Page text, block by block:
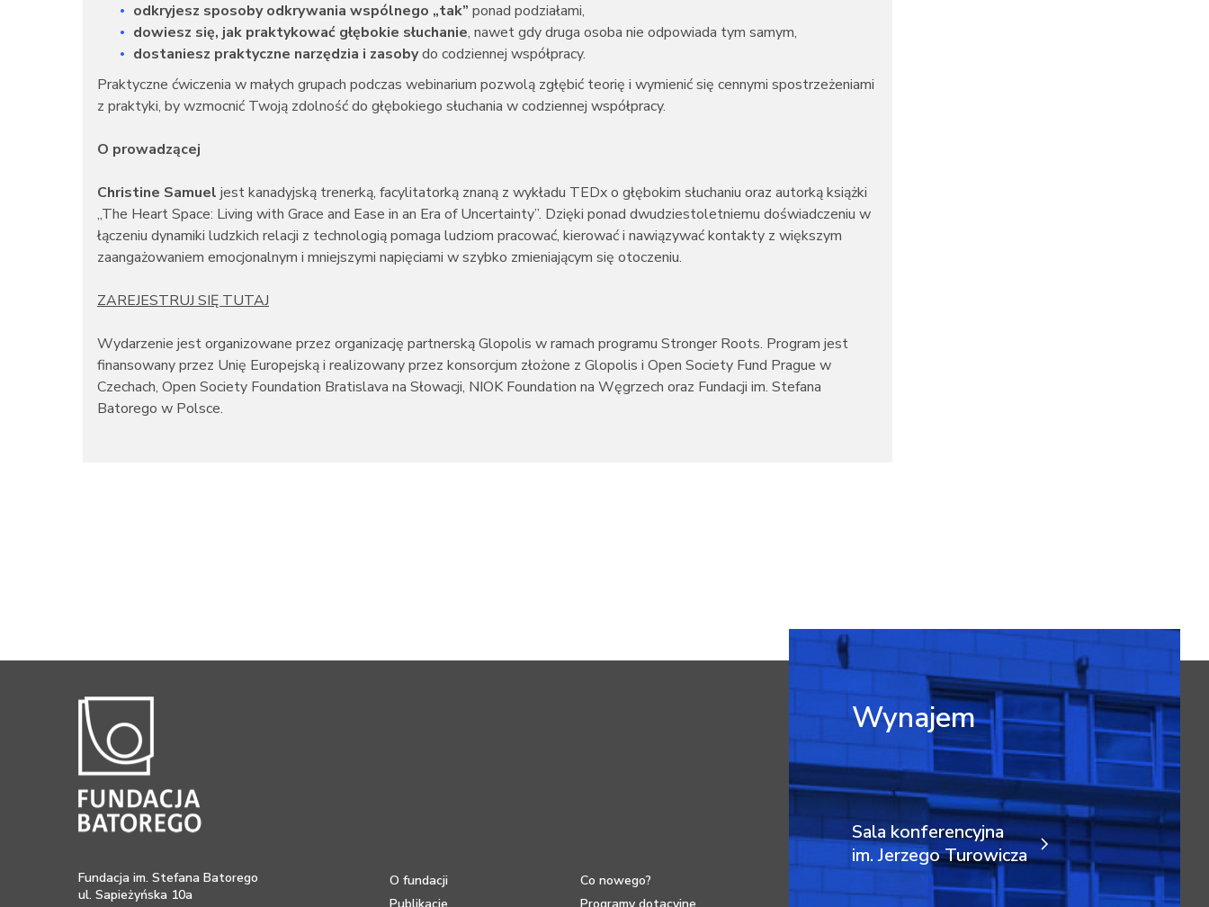
odkryjesz sposoby odkrywania wspólnego „tak” ponad podziałami,
dowiesz się, jak praktykować głębokie słuchanie, nawet gdy druga osoba nie odpowiada tym samym,
dostaniesz praktyczne narzędzia i zasobydo codziennej współpracy.
Praktyczne ćwiczenia w małych grupach podczas webinarium pozwolą zgłębić teorię i wymienić się cennymi spostrzeżeniami
z praktyki, by wzmocnić Twoją zdolność do głębokiego słuchania w codziennej współpracy.
O prowadzącej
Christine Samuel jest kanadyjską trenerką, facylitatorką znaną z wykładu TEDx o głębokim słuchaniu oraz autorką książki
„The Heart Space: Living with Grace and Ease in an Era of Uncertainty”. Dzięki ponad dwudziestoletniemu doświadczeniu w
łączeniu dynamiki ludzkich relacji z technologią pomaga ludziom pracować, kierować i nawiązywać kontakty z większym
zaangażowaniem emocjonalnym i mniejszymi napięciami w szybko zmieniającym się otoczeniu.
ZAREJESTRUJ SIĘ TUTAJ
Wydarzenie jest organizowane przez organizację partnerską Glopolis w ramach programu Stronger Roots. Program jest
finansowany przez Unię Europejską i realizowany przez konsorcjum złożone z Glopolis i Open Society Fund Prague w
Czechach, Open Society Foundation Bratislava na Słowacji, NIOK Foundation na Węgrzech oraz Fundacji im. Stefana
Batorego w Polsce.
Fundacja im. Stefana Batorego
ul. Sapieżyńska 10a
O fundacji
Co nowego?
Wynajem
Sala konferencyjna
im. Jerzego Turowicza